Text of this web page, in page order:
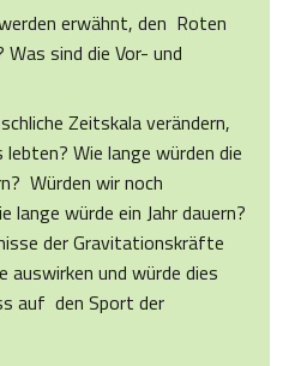
erwähnt, den Roten
sind die Vor- und
Zeitskala verändern,
Wie lange würden die
Würden wir noch
lange würde ein Jahr dauern?
der Gravitationskräfte
auswirken und würde dies
auf den Sport der